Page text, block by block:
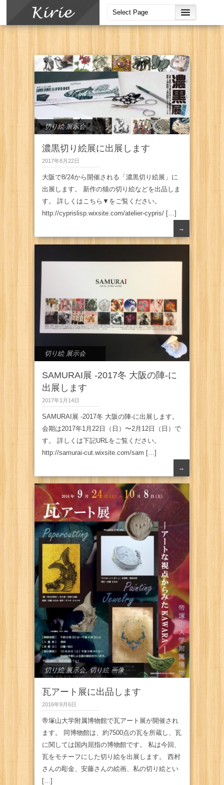
切り絵 展示会
濃黒切り絵展に出展します
2017年8月22日
大阪で8/24から開催される「濃黒切り絵展」に
出展します。 新作の猫の切り絵などを出品しま
す。 詳しくはこちら▼をご覧ください。
http://cyprislisp.wixsite.com/atelier-cypris/ […]
→
切り絵 展示会
SAMURAI展 -2017冬 大阪の陣-に
出展します
2017年1月14日
SAMURAI展 -2017冬 大阪の陣-に出展します。
会期は2017年1月22日（日）〜2月12日（日）で
す。 詳しくは下記URLをご覧ください。
http://samurai-cut.wixsite.com/sam […]
→
切り絵 展示会,切り絵 画像
瓦アート展に出品します
2016年9月6日
帝塚山大学附属博物館で瓦アート展が開催され
ます。 同博物館は、約7500点の瓦を所蔵し、瓦
に関しては国内屈指の博物館です。 私は今回、
瓦をモチーフにした切り絵を出展します。 西村
さんの彫金、安藤さんの絵画、私の切り絵とい
[…]